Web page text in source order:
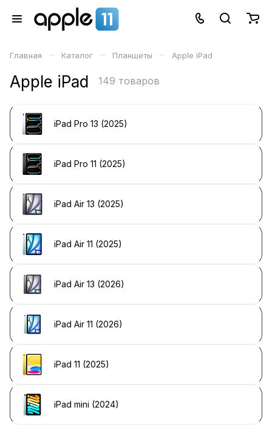
Главная – Каталог – Планшеты – Apple iPad
Apple iPad 149 товаров
iPad Pro 13 (2025)
iPad Pro 11 (2025)
iPad Air 13 (2025)
iPad Air 11 (2025)
iPad Air 13 (2026)
iPad Air 11 (2026)
iPad 11 (2025)
iPad mini (2024)